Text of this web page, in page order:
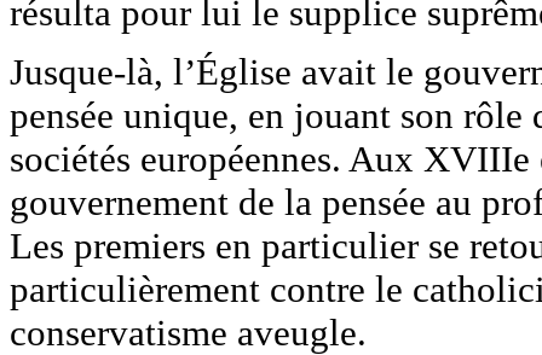
résulta pour lui le supplice
Jusque-là, l’Église avait le
pensée unique, en jouant son
sociétés européennes. Aux
gouvernement de la pensée au
Les premiers en particulier se
particulièrement contre le
conservatisme aveugle.